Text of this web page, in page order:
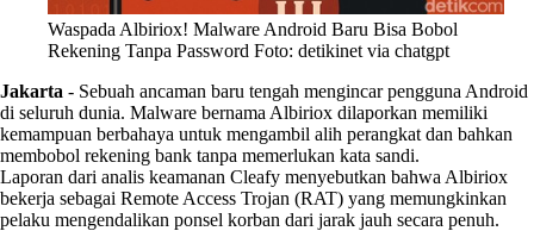
Waspada Albiriox! Malware Android Baru Bisa Bobol
Rekening Tanpa Password Foto: detikinet via chatgpt
Jakarta - Sebuah ancaman baru tengah mengincar pengguna Android
di seluruh dunia. Malware bernama Albiriox dilaporkan memiliki
kemampuan berbahaya untuk mengambil alih perangkat dan bahkan
membobol rekening bank tanpa memerlukan kata sandi.
Laporan dari analis keamanan Cleafy menyebutkan bahwa Albiriox
bekerja sebagai Remote Access Trojan (RAT) yang memungkinkan
pelaku mengendalikan ponsel korban dari jarak jauh secara penuh.